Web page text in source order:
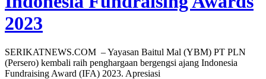
2023
SERIKATNEWS.COM – Yayasan Baitul Mal (YBM) PT PLN
(Persero) kembali raih penghargaan bergengsi ajang Indonesia
Fundraising Award (IFA) 2023. Apresiasi